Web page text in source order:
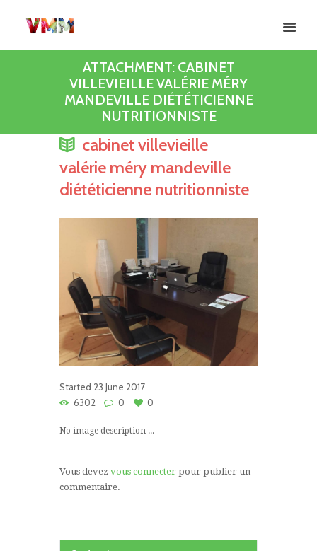
ATTACHMENT: CABINET
VILLEVIEILLE VALÉRIE MÉRY
MANDEVILLE DIÉTÉTICIENNE
NUTRITIONNISTE
cabinet villevieille
valérie méry mandeville
diététicienne nutritionniste
Started 23 June 2017
6302
0 0
No image description ...
Vous devez vous connecter pour publier un
commentaire.